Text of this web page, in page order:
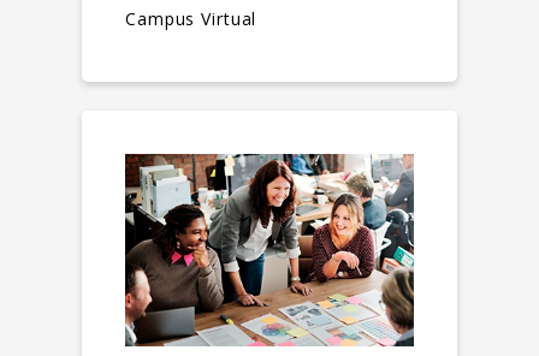
Campus Virtual